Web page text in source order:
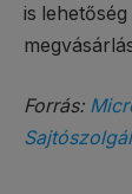
is
Forrás: